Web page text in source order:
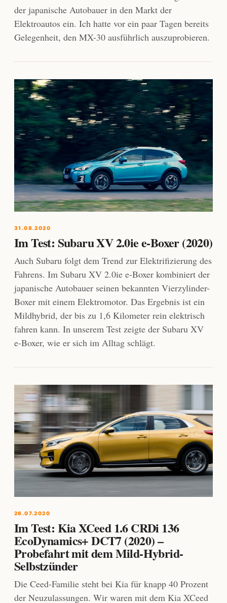
der japanische Autobauer in den Markt der
Elektroautos ein. Ich hatte vor ein paar Tagen bereits
Gelegenheit, den MX-30 ausführlich auszuprobieren.
31.08.2020
Im Test: Subaru XV 2.0ie e-Boxer (2020)
Auch Subaru folgt dem Trend zur Elektrifizierung des
Fahrens. Im Subaru XV 2.0ie e-Boxer kombiniert der
japanische Autobauer seinen bekannten Vierzylinder-
Boxer mit einem Elektromotor. Das Ergebnis ist ein
Mildhybrid, der bis zu 1,6 Kilometer rein elektrisch
fahren kann. In unserem Test zeigte der Subaru XV
e-Boxer, wie er sich im Alltag schlägt.
26.07.2020
Im Test: Kia XCeed 1.6 CRDi 136
EcoDynamics+ DCT7 (2020) –
Probefahrt mit dem Mild-Hybrid-
Selbstzünder
Die Ceed-Familie steht bei Kia für knapp 40 Prozent
der Neuzulassungen. Wir waren mit dem Kia XCeed